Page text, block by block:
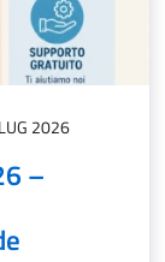
2026
–